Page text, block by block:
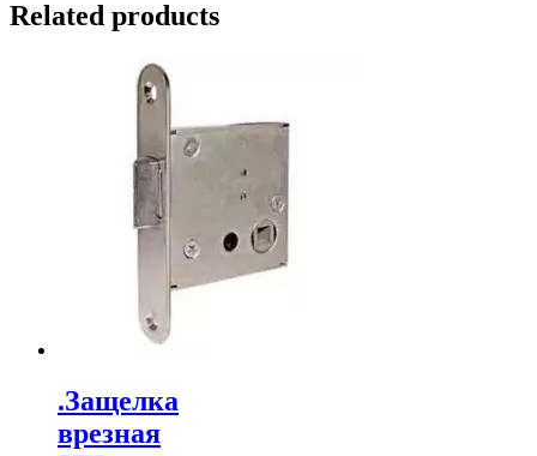
Related products
.Защелка
врезная